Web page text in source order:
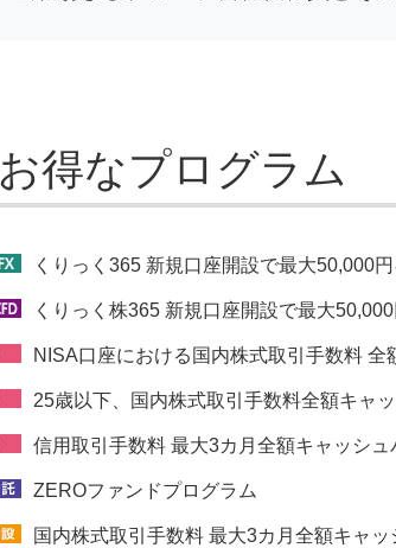
お得なプログラム
くりっく365 新規口座開設で最大50,000
くりっく株365 新規口座開設で最大
NISA口座における国内株式取引手数料 全
25歳以下、国内株式取引手数料全額キャ
信用取引手数料 最大3カ月全額キャッシュ
ZEROファンドプログラム
国内株式取引手数料 最大3カ月全額キャッ